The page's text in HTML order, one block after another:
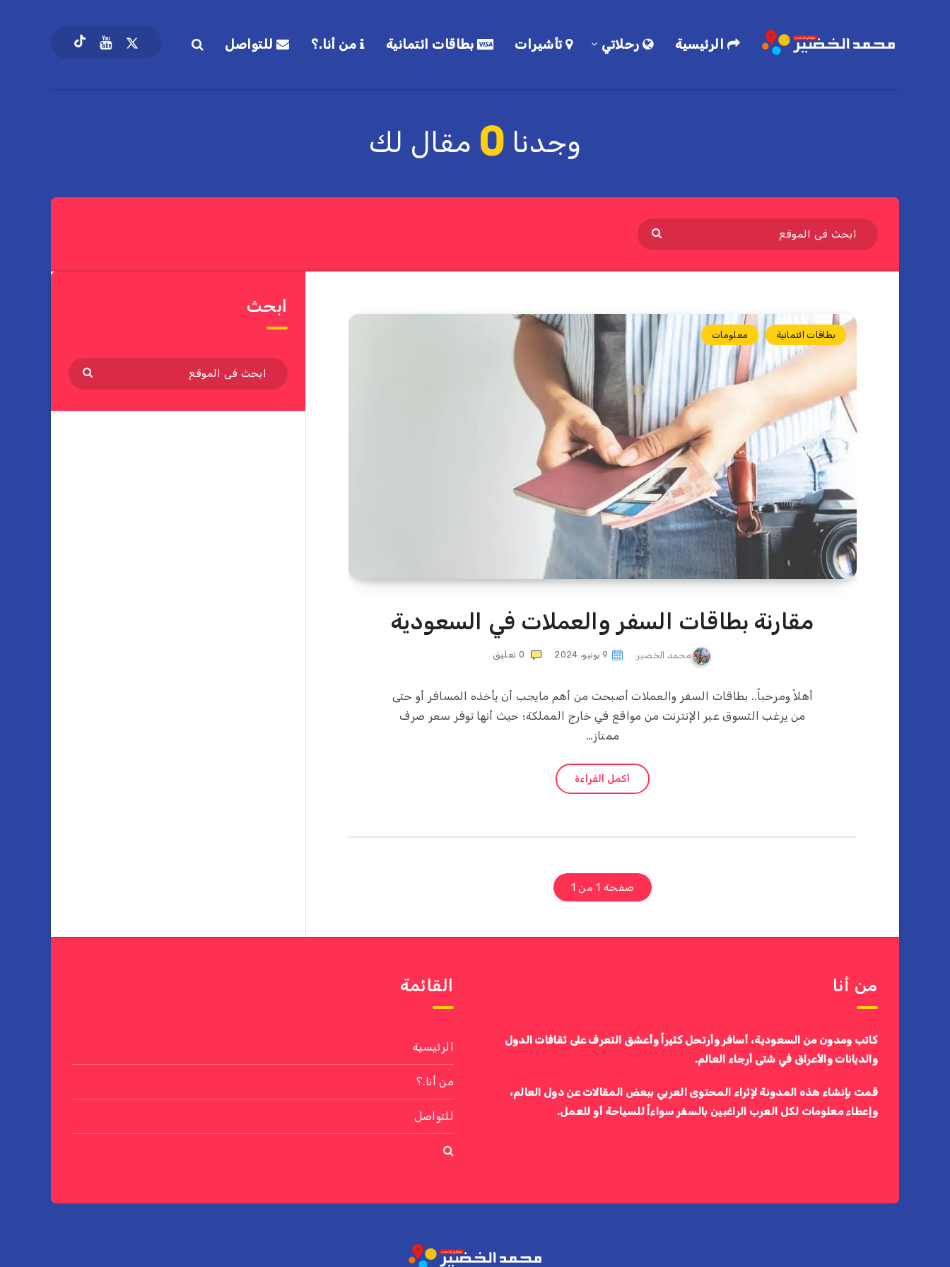
الرئيسية رحلاتي تأشيرات بطاقات ائتمانية من أنا.؟ للتواصل
وجدنا 0 مقال لك
بطاقات ائتمانية معلومات
مقارنة بطاقات السفر والعملات في السعودية
محمد الخضير 9 يونيو، 2024 0 تعليق
أهلاً ومرحباً.. بطاقات السفر والعملات أصبحت من أهم مايجب أن يأخذه المسافر أو حتى
من يرغب التسوق عبر الإنترنت من مواقع في خارج المملكة؛ حيث أنها توفر سعر صرف
ممتاز…
أكمل القراءة
صفحة 1 من 1
ابحث
من أنا
كاتب ومدون من السعودية، أسافر وأرتحل كثيراً وأعشق التعرف على ثقافات الدول
والديانات والأعراق في شتى أرجاء العالم.
قمت بإنشاء هذه المدونة لإثراء المحتوى العربي ببعض المقالات عن دول العالم،
وإعطاء معلومات لكل العرب الراغبين بالسفر سواءاً للسياحة أو للعمل.
القائمة
الرئيسية
من أنا.؟
للتواصل